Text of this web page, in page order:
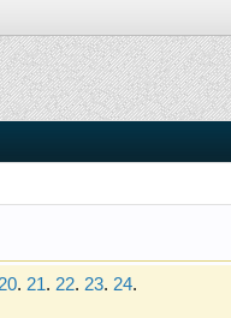
от
20. 21. 22. 23. 24.